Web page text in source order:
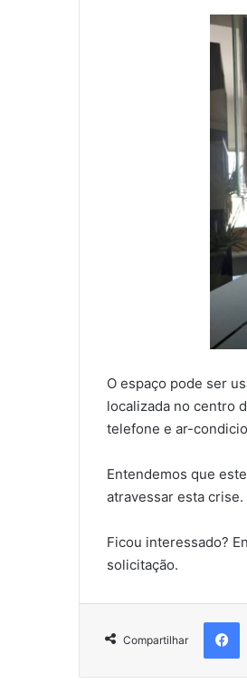
O espaço pode ser
localizada no centro
telefone e ar-
Entendemos que
atravessar esta crise.
Ficou interessado?
solicitação.
Compartilhar